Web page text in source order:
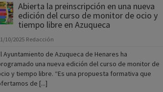
Abierta la preinscripción en una nueva
edición del curso de monitor de ocio y
tiempo libre en Azuqueca
10/2025 Redacción
Ayuntamiento de Azuqueca de Henares ha
una nueva edición del curso de monitor de
y tiempo libre. “Es una propuesta formativa que
de [...]